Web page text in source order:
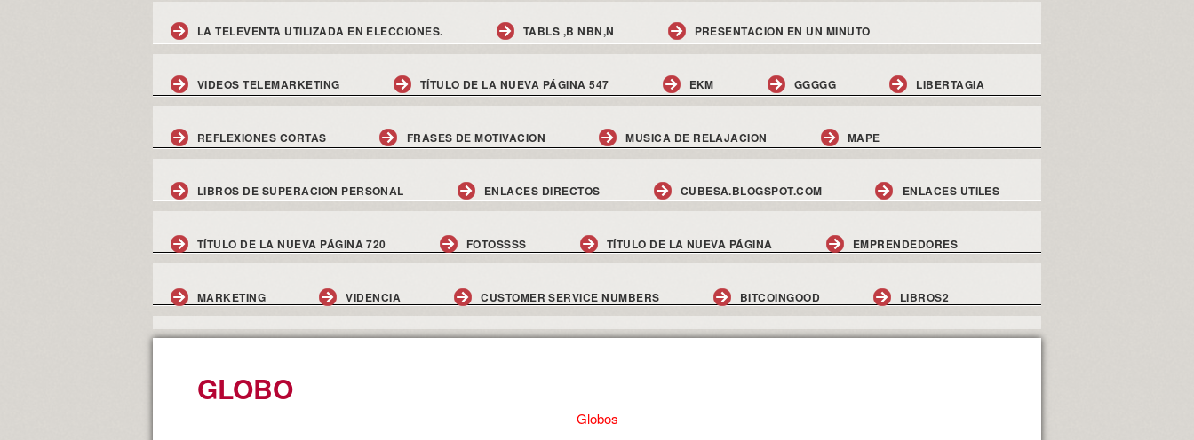
LA TELEVENTA UTILIZADA EN ELECCIONES. TABLS ,B NBN,N PRESENTACION EN UN MINUTO
VIDEOS TELEMARKETING TÍTULO DE LA NUEVA PÁGINA 547 EKM GGGGG LIBERTAGIA
REFLEXIONES CORTAS FRASES DE MOTIVACION MUSICA DE RELAJACION MAPE
LIBROS DE SUPERACION PERSONAL ENLACES DIRECTOS CUBESA.BLOGSPOT.COM ENLACES UTILES
TÍTULO DE LA NUEVA PÁGINA 720 FOTOSSSS TÍTULO DE LA NUEVA PÁGINA EMPRENDEDORES
MARKETING VIDENCIA CUSTOMER SERVICE NUMBERS BITCOINGOOD LIBROS2
GLOBO
Globos